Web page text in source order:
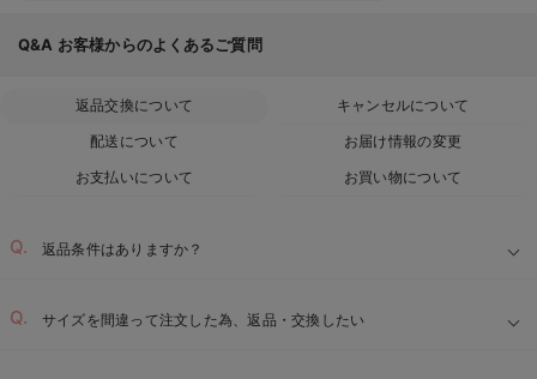
Q&A お客様からのよくあるご質問
返品交換について
キャンセルについて
配送について
お届け情報の変更
お支払いについて
お買い物について
返品条件はありますか？
サイズを間違って注文した為、返品・交換したい